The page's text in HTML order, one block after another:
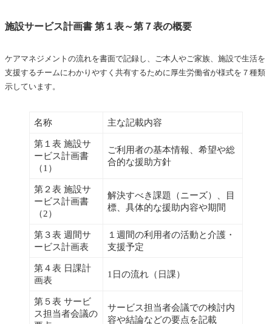
施設サービス計画書 第１表～第７表の概要
ケアマネジメントの流れを書面で記録し、ご本人やご家族、施設で生活を
支援するチームにわかりやすく共有するために厚生労働省が様式を７種類
示しています。
名称 主な記載内容
第１表 施設サ
ービス計画書
（1）
ご利用者の基本情報、希望や総
合的な援助方針
第２表 施設サ
ービス計画書
（2）
解決すべき課題（ニーズ）、目
標、具体的な援助内容や期間
第３表 週間サ
ービス計画表
１週間の利用者の活動と介護・
支援予定
第４表 日課計
画表
1日の流れ（日課）
第５表 サービ
ス担当者会議の
サービス担当者会議での検討内
容や結論などの要点を記載